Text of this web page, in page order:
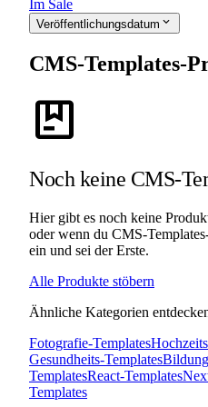
Im Sale
Veröffentlichungsdatum expand_more
CMS-Templates-
package
Noch keine CMS-
Hier gibt es noch keine
oder wenn du CMS-
ein und sei der Erste.
Alle Produkte stöbern
Ähnliche Kategorien
Fotografie-Templates
Gesundheits-Templates
TemplatesReact-Templates
Templates